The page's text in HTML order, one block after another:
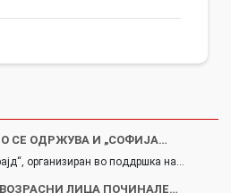
СЕ ОДРЖУВА И „СОФИЈА…
организиран во поддршка на…
ВОЗРАСНИ ЛИЦА ПОЧИНАЛЕ…